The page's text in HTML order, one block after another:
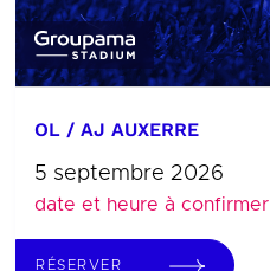
OL / AJ AUXERRE
5 septembre 2026
date et heure à confirmer
RÉSERVER